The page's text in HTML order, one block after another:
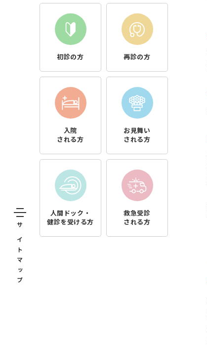
サイトマップ
初診の方 再診の方
入院
される方
お見舞い
される方
人間ドック・
健診を受ける方
救急受診
される方